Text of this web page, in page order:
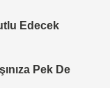
Edecek
Pek De